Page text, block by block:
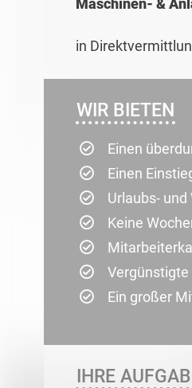
Maschinen- &
in
WIR BIETEN
Einen
Einen
Urlaubs-
Keine
Ein großer
IHRE